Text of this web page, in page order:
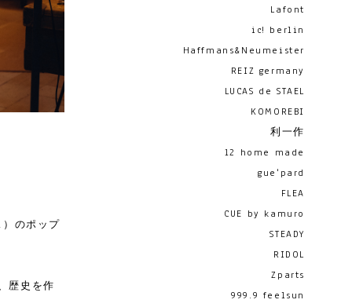
）のポップ
歴史を作
Lafont
ic! berlin
Haffmans&Neumeister
REIZ germany
LUCAS de STAEL
KOMOREBI
利一作
12 home made
gue'pard
FLEA
CUE by kamuro
STEADY
RIDOL
Zparts
999.9 feelsun